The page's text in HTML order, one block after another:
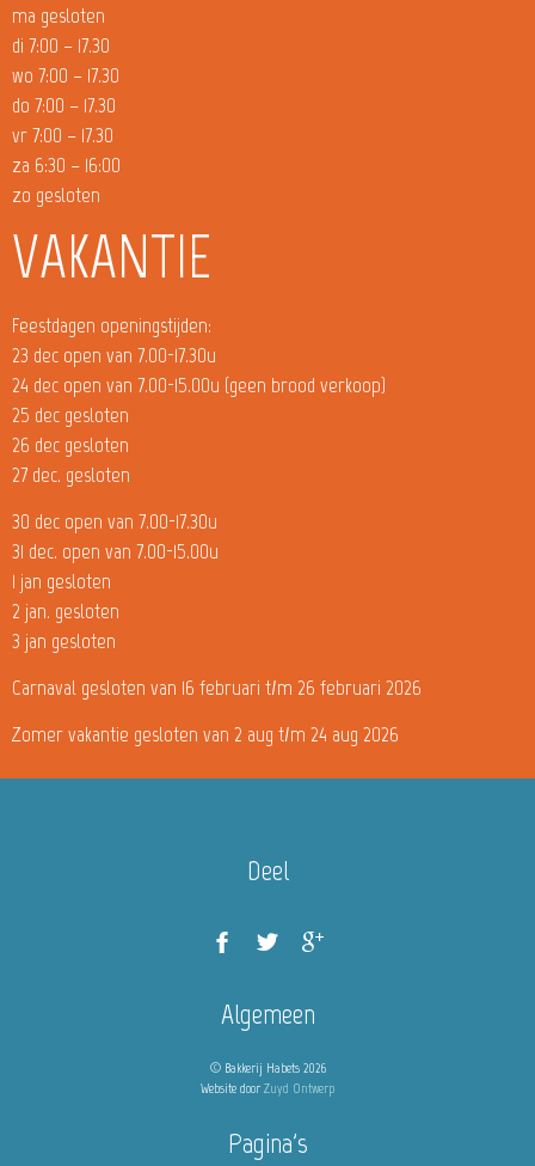
ma gesloten
di 7:00 – 17.30
wo 7:00 – 17.30
do 7:00 – 17.30
vr 7:00 – 17.30
za 6:30 – 16:00
zo gesloten
VAKANTIE
Feestdagen openingstijden:
23 dec open van 7.00-17.30u
24 dec open van 7.00-15.00u (geen brood verkoop)
25 dec gesloten
26 dec gesloten
27 dec. gesloten
30 dec open van 7.00-17.30u
31 dec. open van 7.00-15.00u
1 jan gesloten
2 jan. gesloten
3 jan gesloten
Carnaval gesloten van 16 februari t/m 26 februari 2026
Zomer vakantie gesloten van 2 aug t/m 24 aug 2026
Deel
Algemeen
© Bakkerij Habets 2026
Website door Zuyd Ontwerp
Pagina's